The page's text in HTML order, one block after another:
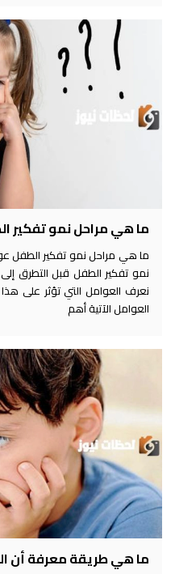
ما هي مراحل نمو تفكير
ما هي مراحل نمو تفكير الطفل
نمو تفكير الطفل قبل التطرق
نعرف العوامل التي تؤثر على
العوامل الآتية أهم
ما هي طريقة معرفة أن